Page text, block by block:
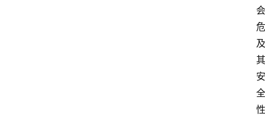
会
危
及
其
安
全
性